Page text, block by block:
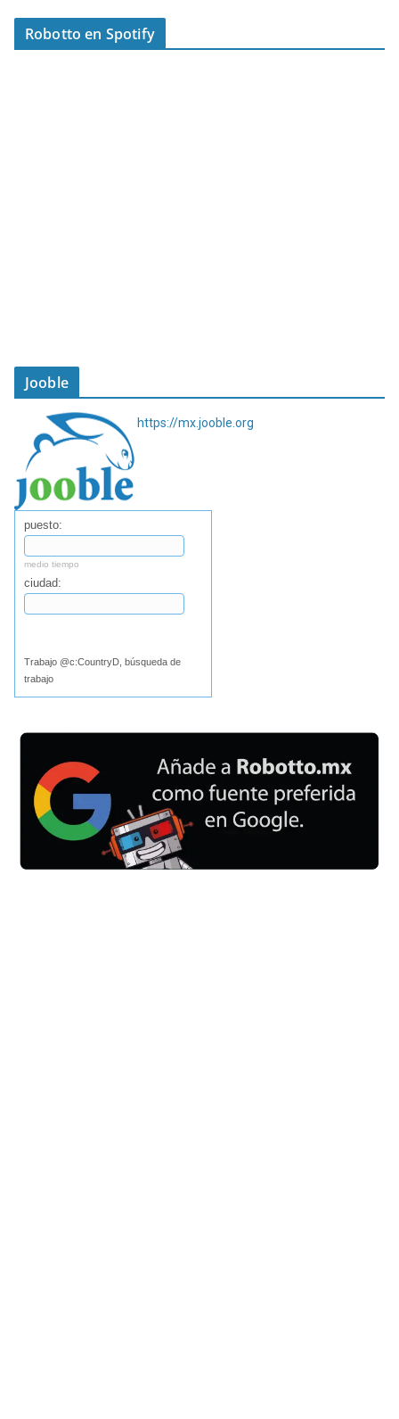
Robotto en Spotify
Jooble
https://mx.jooble.org
puesto:
medio tiempo
ciudad:
Trabajo @c:CountryD, búsqueda de
trabajo